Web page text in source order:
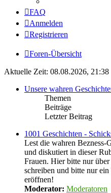
FAQ
Anmelden
Registrieren
Foren-Übersicht
Aktuelle Zeit: 08.08.2026, 21:38
Unsere wahren
Themen
Beiträge
Letzter Beitrag
1001 Geschichten -
Lest die wahren Bezness-
und diskutiert in dieser
Frauen. Hier bitte nur
schreiben und bitte nur
eröffnen!
Moderator: Moderatoren